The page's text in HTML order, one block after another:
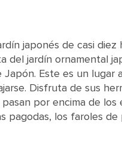
japonés de casi diez
del jardín ornamental
Este es un lugar
Disfruta de sus
por encima de los
pagodas, los faroles de